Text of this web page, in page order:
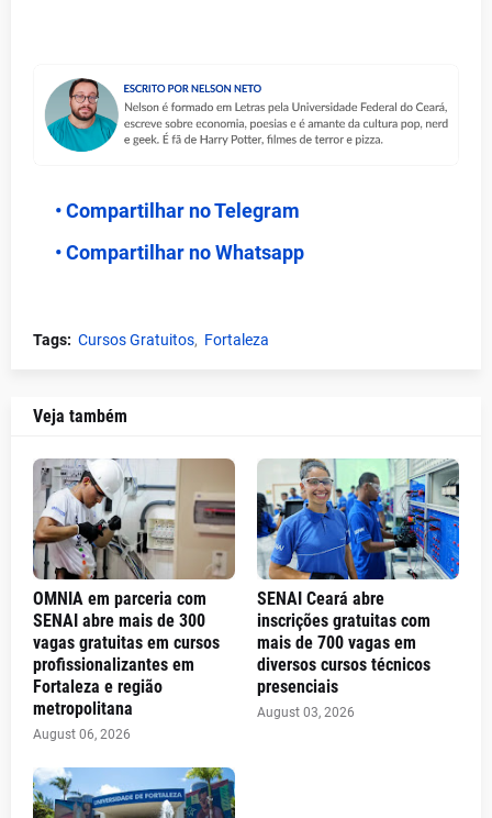
• Compartilhar no Telegram
• Compartilhar no Whatsapp
Tags: Cursos Gratuitos Fortaleza
Veja também
OMNIA em parceria com
SENAI abre mais de 300
vagas gratuitas em cursos
profissionalizantes em
Fortaleza e região
metropolitana
August 06, 2026
SENAI Ceará abre
inscrições gratuitas com
mais de 700 vagas em
diversos cursos técnicos
presenciais
August 03, 2026